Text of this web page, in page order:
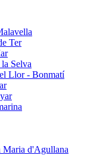
Ter
Selva
Llor - Bonmatí
Maria d'Agullana